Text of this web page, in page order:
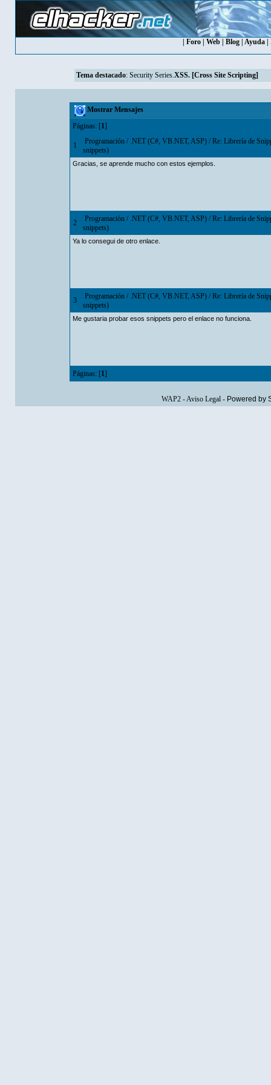
Foro Web Blog Ayuda
Tema destacado: Security Series.XSS. [Cross Site Scripting]
Mostrar Mensajes
Páginas: [1]
1 Programación/ .NET (C#, VB.NET, ASP)/Re: Librería de
snippets)
Gracias, se aprende mucho con estos ejemplos.
2 Programación/ .NET (C#, VB.NET, ASP)/Re: Librería de
snippets)
Ya lo consegui de otro enlace.
3 Programación/ .NET (C#, VB.NET, ASP)/Re: Librería de
snippets)
Me gustaria probar esos snippets pero el enlace no funciona.
Páginas: [1]
WAP2-Aviso Legal- Powered by